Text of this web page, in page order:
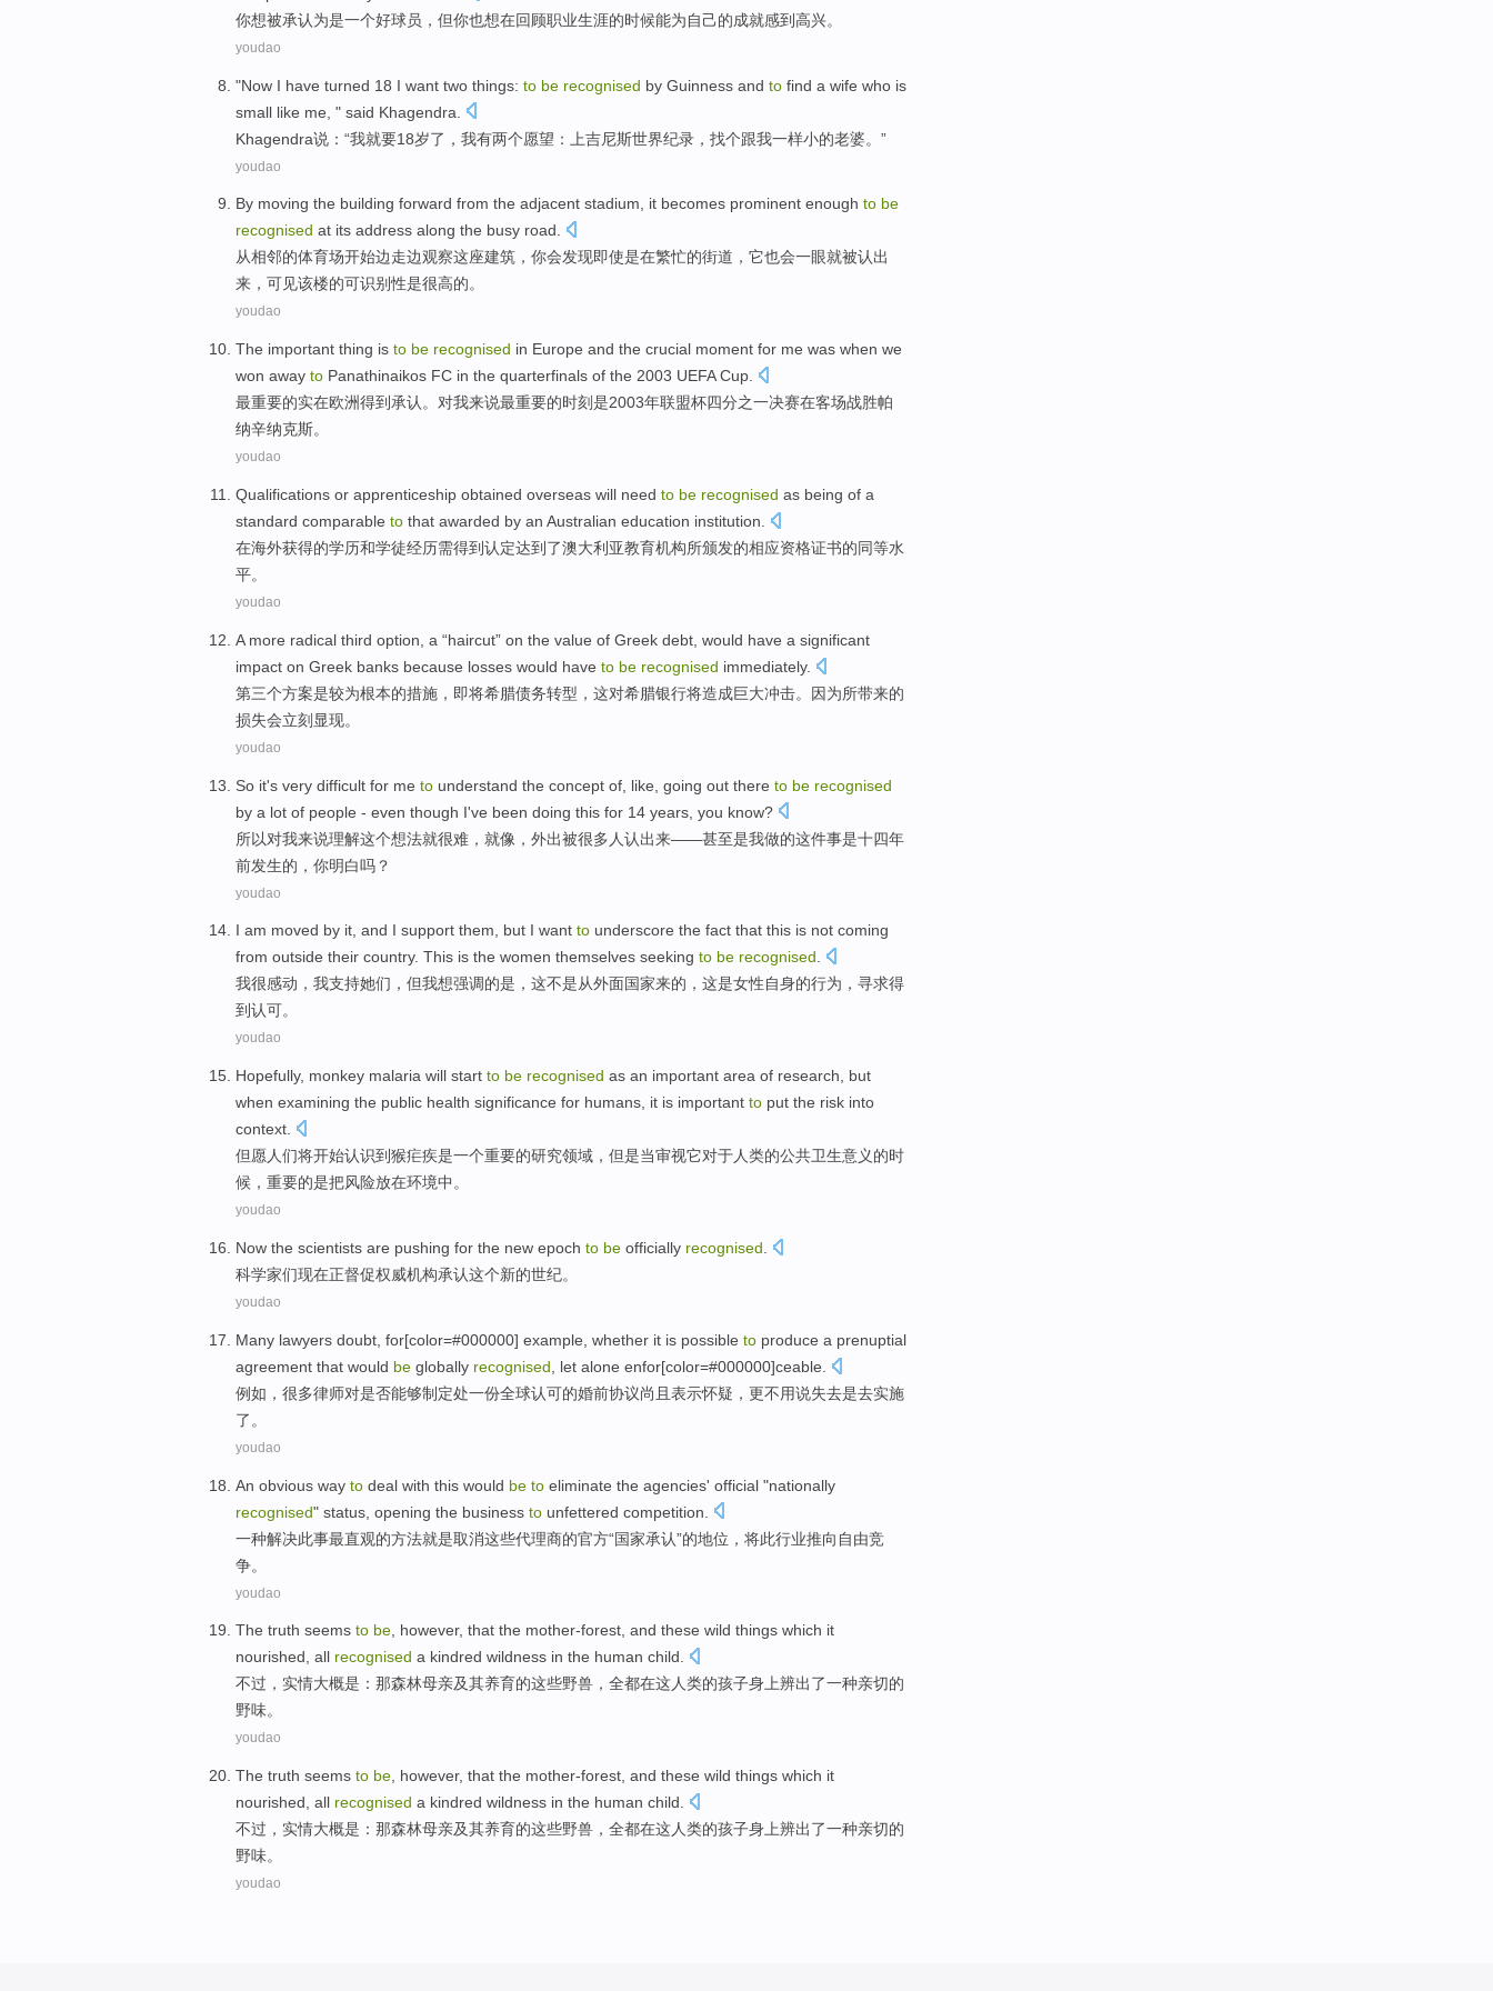
你想被承认为是一个好球员 ， 但你也想在回顾职业生涯的时候能为自己的成就感到高兴。
youdao
"Now I have turned 18 I want two things: to be recognised by Guinness and to find a wife who is
small like me , " said Khagendra
Khagendra说：“我就要18岁了，我有两个愿望：上吉尼斯世界纪录， 找个跟我一样小的老婆。”
youdao
By moving the building forward from the adjacent stadium, it becomes prominent enough to be
recognised at its address along the busy road.
从相邻的体育场开始边走边观察这座建筑，你会发现即使是在繁忙的街道，它也会一眼就被认出
来 ，可见该楼的可识别性是很高的。
youdao
The important thing is to be recognised in Europe and the crucial moment for me was when we
won away to Panathinaikos FC in the quarterfinals of the 2003 UEFA Cup
最重要的实在欧洲得到承认。对我来说最重要的时刻是2003年联盟杯四分之一决赛在客场战胜帕
纳辛纳克斯。
youdao
Qualifications or apprenticeship obtained overseas will need to be recognised as being of a
standard comparable to that awarded by an Australian education institution
在海外获得的学历和学徒经历需得到认定达到了澳大利亚教育机构所颁发的相应资格证书的同等水
平。
youdao
A more radical third option , a “haircut” on the value of Greek debt would have a significant
impact on Greek banks because losses would have to be recognised immediately.
第三个方案是较为根本的措施，即将希腊债务转型， 这对希腊银行将造成巨大冲击。 因为所带来的
损失会立刻显现。
youdao
So it's very difficult for me to understand the concept of, like going out there to be recognised
by a lot of people - even though I've been doing this for 14 years you know?
所以对我来说理解这个想法就很难 ， 就像 ， 外出被很多 人认出来——甚至是我做的这件事是十四年
前发生的，你明白吗？
youdao
I am moved by it, and I support them, but I want to underscore the fact that this is not coming
from outside their country. This is the women themselves seeking to be recognised.
我很感动 ，我支持她们 ， 但我想强调的是 ，这不是从外面国家来的， 这是女性自身的行为， 寻求得
到认可。
youdao
Hopefully, monkey malaria will start to be recognised as an important area of research
but
when examining the public health significance for humans it is important to put the risk into
context
但愿人们将开始认识到猴疟疾是一个重要的研究领域 ， 但是当审视它对于人类的公共卫生意义的时
候，重要的是把风险放在环境中。
youdao
Now the scientists are pushing for the new epoch to be officially recognised
科学家们现在正督促权威机构承认这个新的世纪。
youdao
Many lawyers doubt for[color=#000000] example whether it is possible to produce a prenuptial
agreement that would be globally recognised , let alone enfor[color=#000000]ceable.
例如 ， 很多律师对是否能够制定处一份全球认可的婚前协议尚且表示怀疑 ，更不用说失去是去实施
了。
youdao
An obvious way to deal with this would be to eliminate the agencies' official "nationally
recognised" status , opening the business to unfettered competition
一种解决此事最直观的方法就是取消这些代理商的官方“国家承认”的地位 ，将此行业推向 自由竞
争。
youdao
The truth seems to be, however, that the mother-forest, and these wild things which it
nourished, all recognised a kindred wildness in the human child.
不过 ， 实情大概是 ： 那森林母亲及其养育的这些野兽 ， 全都在这人类的孩子身上辨出了一种亲切的
野味。
youdao
The truth seems to be however, that the mother-forest and these wild things which it
nourished all recognised a kindred wildness in the human child
不过 ， 实情大概是 ： 那森林母亲及其养育的这些野兽 ， 全都在这人类的孩子身上辨出了一种亲切的
野味。
youdao